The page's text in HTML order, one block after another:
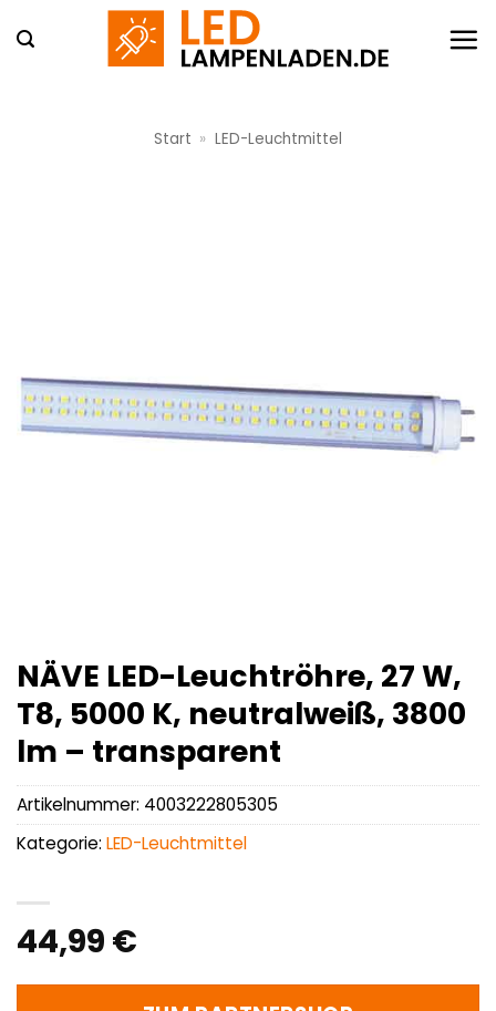
Inhalt
Start » LED-Leuchtmittel
NÄVE LED-Leuchtröhre, 27 W,
T8, 5000 K, neutralweiß, 3800
lm – transparent
44,99 €
Artikelnummer: 4003222805305
Kategorie: LED-Leuchtmittel